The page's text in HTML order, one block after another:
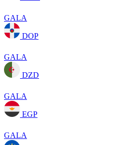
GALA
DOP
GALA
DZD
GALA
EGP
GALA